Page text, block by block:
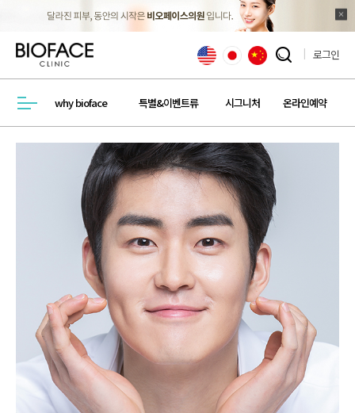
검색창 열기
로그인
메뉴열기why bioface 특별&이벤트류 시그니처 온라인예약